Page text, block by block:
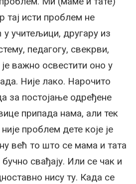
тај исти проблем не
учитељици, другару из
педагогу, свекрви,
важно освестити оно у
Није лако. Нарочито
за постојање одређене
припада нама, али тек
проблем дете које је
већ то што се мама и тата
свађају. Или се чак и
нису ту. Када се